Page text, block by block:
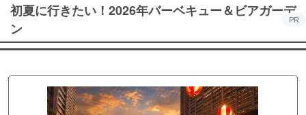
初夏に行きたい！2026年バーベキュー＆ビアガーデ
ン
PR